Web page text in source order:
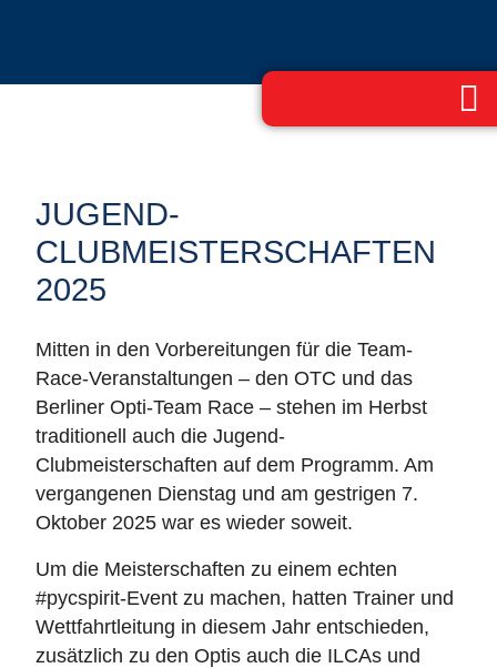
JUGEND-
CLUBMEISTERSCHAFTEN
2025
Mitten in den Vorbereitungen für die Team-
Race-Veranstaltungen – den OTC und das
Berliner Opti-Team Race – stehen im Herbst
traditionell auch die Jugend-
Clubmeisterschaften auf dem Programm. Am
vergangenen Dienstag und am gestrigen 7.
Oktober 2025 war es wieder soweit.
Um die Meisterschaften zu einem echten
#pycspirit-Event zu machen, hatten Trainer und
Wettfahrtleitung in diesem Jahr entschieden,
zusätzlich zu den Optis auch die ILCAs und